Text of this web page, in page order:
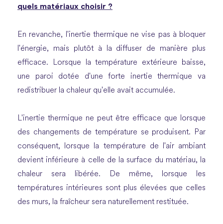
quels matériaux choisir ?
En revanche, l'inertie thermique ne vise pas à bloquer
l'énergie, mais plutôt à la diffuser de manière plus
efficace. Lorsque la température extérieure baisse,
une paroi dotée d'une forte inertie thermique va
redistribuer la chaleur qu'elle avait accumulée.
L'inertie thermique ne peut être efficace que lorsque
des changements de température se produisent. Par
conséquent, lorsque la température de l'air ambiant
devient inférieure à celle de la surface du matériau, la
chaleur sera libérée. De même, lorsque les
températures intérieures sont plus élevées que celles
des murs, la fraîcheur sera naturellement restituée.